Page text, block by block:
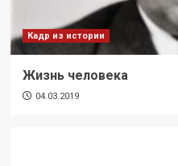
Кадр из истории
Жизнь человека
04.03.2019